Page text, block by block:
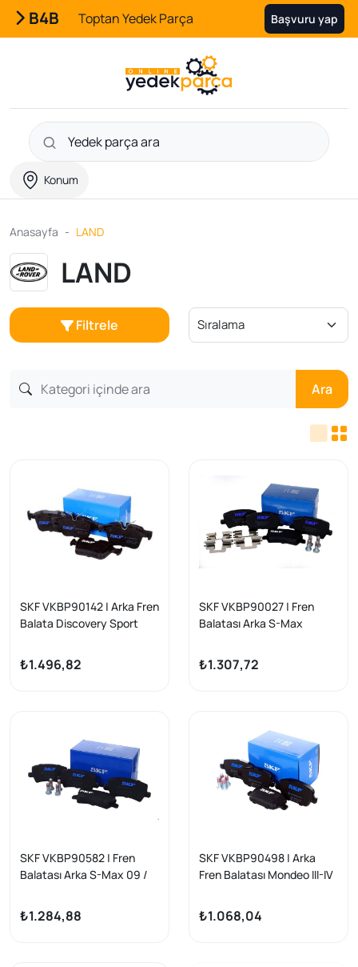
B4B Toptan Yedek Parça Başvuru yap
Konum
Anasayfa LAND
LAND
Filtrele
Ara
SKF VKBP90142 | Arka Fren
Balata Discovery Sport
11>/Jaguar XE/XF/E-Pace
₺1.496,82
SKF VKBP90027 | Fren
Balatası Arka S-Max
Xc60 Xc70 06>
₺1.307,72
SKF VKBP90582 | Fren
Balatası Arka S-Max 09 /
06 / V60 V70 06 / Xc60 08
/ Xc70 06 /
₺1.284,88
SKF VKBP90498 | Arka
Fren Balatası Mondeo III-IV
₺1.068,04